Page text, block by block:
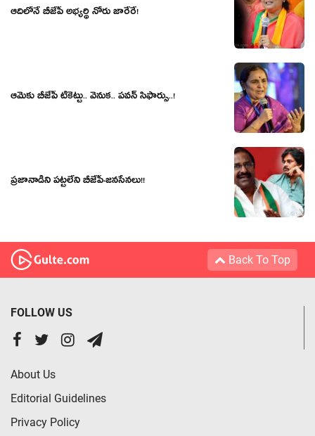
ఆదిలోనే బీజేపీ అభ్య‌ర్థి నోరు జారేరే!
ఆమెకు బీజేపీ టికెట్టు.. వెనుక.. ప‌వ‌న్ సిఫార్సు..!
ప్ర‌జానాడిని ప‌ట్ట‌లేని బీజేపీ-జ‌న‌సేన‌లు!!
Back To Top
FOLLOW US
About Us
Editorial Guidelines
Privacy Policy